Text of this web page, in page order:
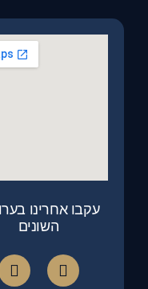
עקבו אחרינו
השונים